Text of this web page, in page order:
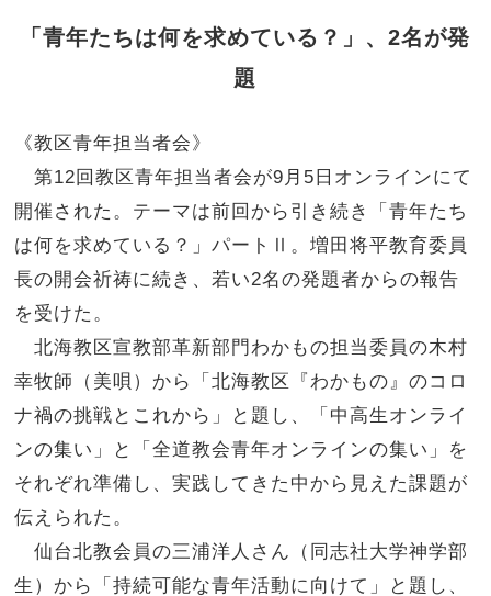
「青年たちは何を求めている？」、2名が発
題
《教区青年担当者会》
第12回教区青年担当者会が9月5日オンラインにて
開催された。テーマは前回から引き続き「青年たち
は何を求めている？」パートⅡ。増田将平教育委員
長の開会祈祷に続き、若い2名の発題者からの報告
を受けた。
北海教区宣教部革新部門わかもの担当委員の木村
幸牧師（美唄）から「北海教区『わかもの』のコロ
ナ禍の挑戦とこれから」と題し、「中高生オンライ
ンの集い」と「全道教会青年オンラインの集い」を
それぞれ準備し、実践してきた中から見えた課題が
伝えられた。
仙台北教会員の三浦洋人さん（同志社大学神学部
生）から「持続可能な青年活動に向けて」と題し、